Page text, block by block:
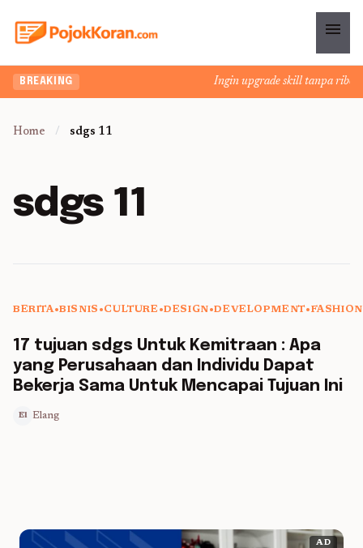
menu
BREAKING Ingin upgrade skill tanpa ribet?
Home / sdgs 11
sdgs 11
5 min read
BERITA•BISNIS •CULTURE •DESIGN•DEVELOPMENT•FASHION
17 tujuan sdgs Untuk Kemitraan : Apa
yang Perusahaan dan Individu Dapat
Bekerja Sama Untuk Mencapai Tujuan Ini
El Elang
AD